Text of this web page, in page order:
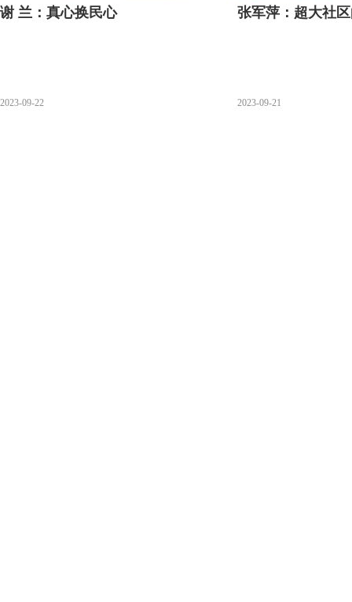
谢 兰：真心换民心
2023-09-22
张军萍：超大社
2023-09-21